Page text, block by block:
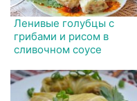
Ленивые голубцы с
грибами и рисом в
сливочном соусе